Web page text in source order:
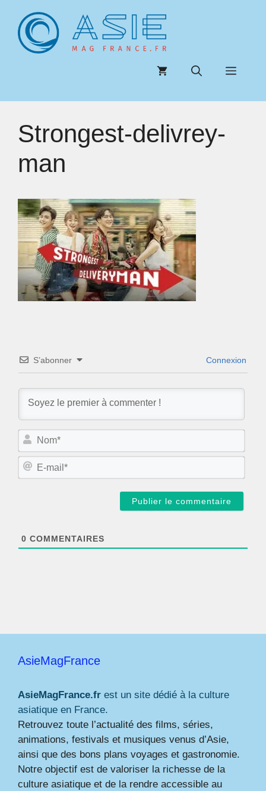
contenu
Menu
Strongest-delivrey-
man
S’abonner Connexion
N
m
E
0 COMMENTAIRES
AsieMagFrance
AsieMagFrance.fr est un site dédié à la culture
asiatique en France.
Retrouvez toute l’actualité des films, séries,
animations, festivals et musiques venus d’Asie,
ainsi que des bons plans voyages et gastronomie.
Notre objectif est de valoriser la richesse de la
culture asiatique et de la rendre accessible au